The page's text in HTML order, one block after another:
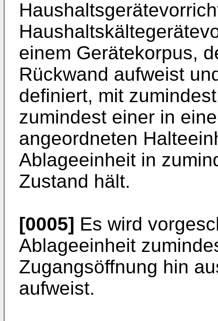
einem Gerätekorpus,
Rückwand aufweist
definiert, mit
zumindest einer in
angeordneten
Ablageeinheit in
Zustand hält.
[0005] Es wird
Ablageeinheit
Zugangsöffnung hin
aufweist.